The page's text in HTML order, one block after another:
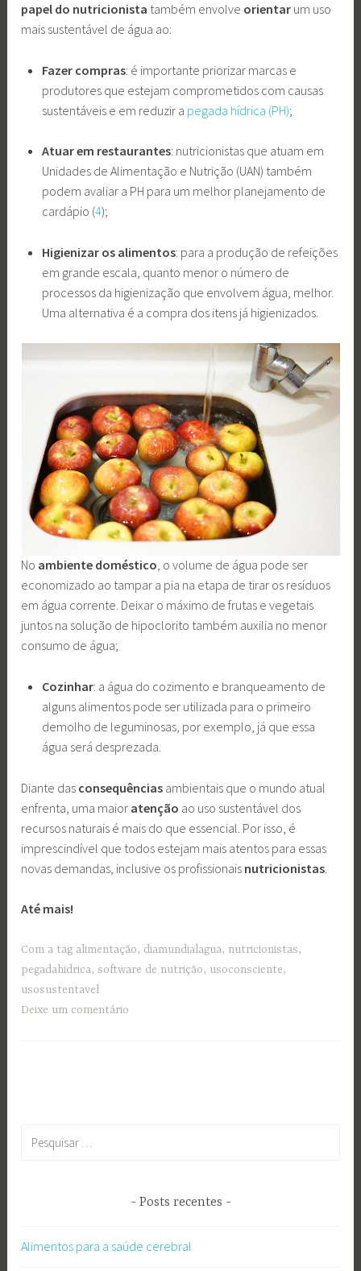
papel do nutricionista também envolve orientar um uso
mais sustentável de água ao:
Fazer compras: é importante priorizar marcas e
produtores que estejam comprometidos com causas
sustentáveis e em reduzir a pegada hídrica (PH);
Atuar em restaurantes: nutricionistas que atuam em
Unidades de Alimentação e Nutrição (UAN) também
podem avaliar a PH para um melhor planejamento de
cardápio (4);
Higienizar os alimentos: para a produção de refeições
em grande escala, quanto menor o número de
processos da higienização que envolvem água, melhor.
Uma alternativa é a compra dos itens já higienizados.
No ambiente doméstico, o volume de água pode ser
economizado ao tampar a pia na etapa de tirar os resíduos
em água corrente. Deixar o máximo de frutas e vegetais
juntos na solução de hipoclorito também auxilia no menor
consumo de água;
Cozinhar: a água do cozimento e branqueamento de
alguns alimentos pode ser utilizada para o primeiro
demolho de leguminosas, por exemplo, já que essa
água será desprezada.
Diante das consequências ambientais que o mundo atual
enfrenta, uma maior atenção ao uso sustentável dos
recursos naturais é mais do que essencial. Por isso, é
imprescindível que todos estejam mais atentos para essas
novas demandas, inclusive os profissionais nutricionistas
Até mais!
Com a tag alimentação, diamundialagua, nutricionistas,
pegadahidrica,software de nutrição, usoconsciente,
usosustentavel
Deixe um comentário
Posts recentes
Alimentos para a saúde cerebral